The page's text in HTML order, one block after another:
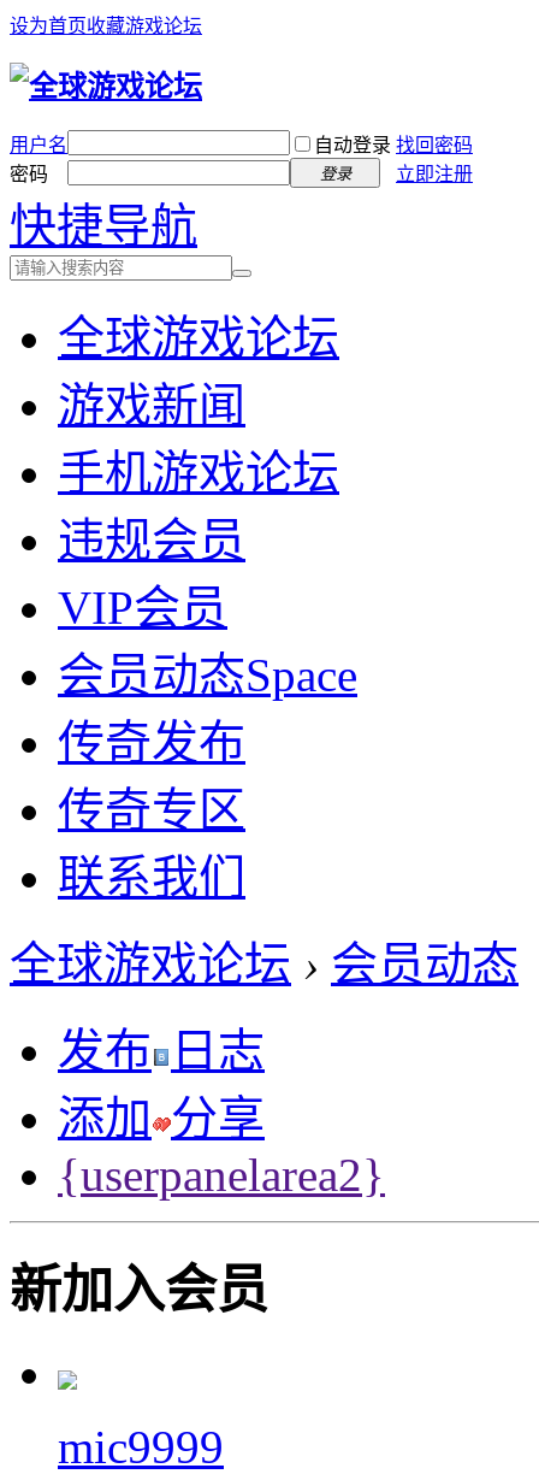
设为首页收藏游戏论坛
用户名 自动登录 找回密码
密码
登录 立即注册
快捷导航
全球游戏论坛
游戏新闻
手机游戏论坛
违规会员
VIP会员
会员动态Space
传奇发布
传奇专区
联系我们
全球游戏论坛 › 会员动态
发布
日志
添加 分享
{userpanelarea2}
新加入会员
mic9999